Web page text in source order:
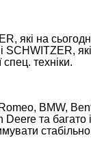
які на
техніки.
Romeo,
та багато